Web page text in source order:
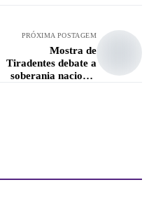
PRÓXIMA POSTAGEM
Mostra de
Tiradentes debate a
soberania nacional